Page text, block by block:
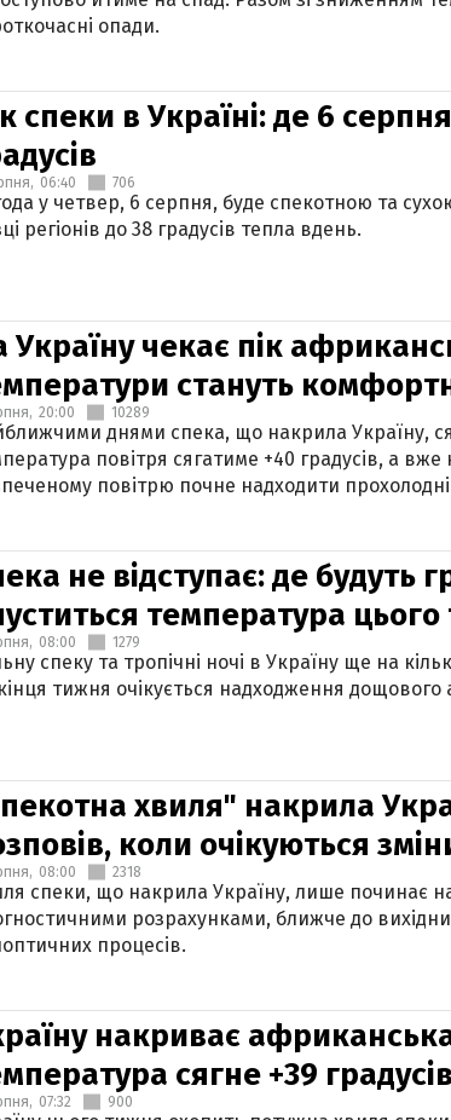
опади.
спеки в Україні: де 6
06:40 706
у четвер, 6 серпня, буде спекотною та
регіонів до 38 градусів тепла вдень.
Україну чекає пік
стануть
20:00 10289
днями спека, що накрила Україну,
повітря сягатиме +40 градусів, а
повітрю почне надходити
не відступає: де будуть
температура
08:00 1279
спеку та тропічні ночі в Україну ще на
тижня очікується надходження
хвиля" накрила
коли очікуються
08:00 2318
спеки, що накрила Україну, лише починає
розрахунками, ближче до
процесів.
накриває
сягне +39 градусів
07:32 900